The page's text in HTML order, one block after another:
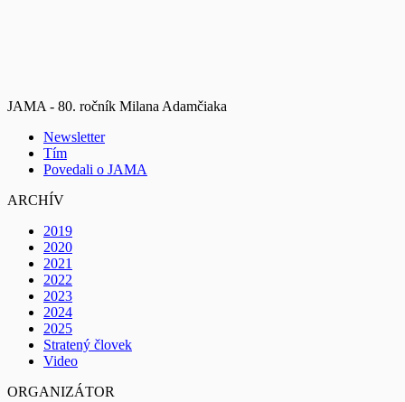
JAMA - 80. ročník Milana Adamčiaka
Newsletter
Tím
Povedali o JAMA
ARCHÍV
2019
2020
2021
2022
2023
2024
2025
Stratený človek
Video
ORGANIZÁTOR